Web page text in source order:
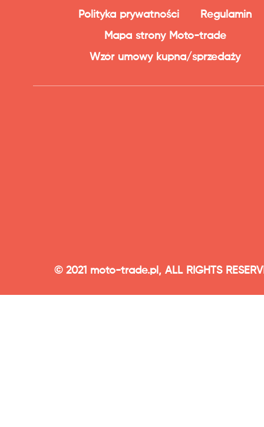
Polityka prywatności
Regulamin
Mapa strony Moto-trade
Wzór umowy kupna/sprzedaży
© 2021 moto-trade.pl, ALL RIGHTS